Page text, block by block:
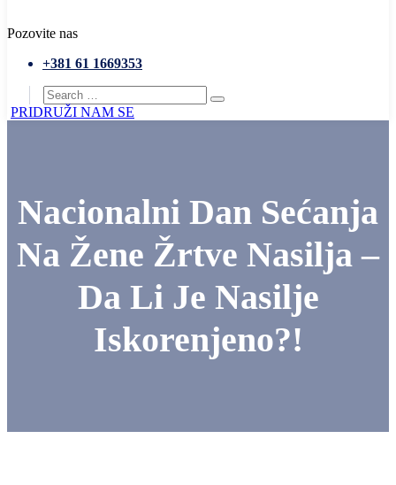
Pozovite nas
+381 61 1669353
PRIDRUŽI NAM SE
Nacionalni Dan Sećanja
Na Žene Žrtve Nasilja –
Da Li Je Nasilje
Iskorenjeno?!